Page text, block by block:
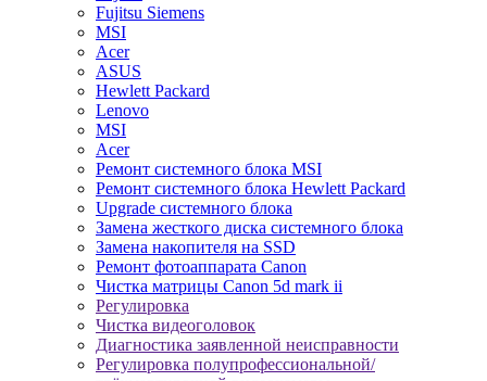
Fujitsu Siemens
MSI
Acer
ASUS
Hewlett Packard
Lenovo
MSI
Acer
Ремонт системного блока MSI
Ремонт системного блока Hewlett Packard
Upgrade системного блока
Замена жесткого диска системного блока
Замена накопителя на SSD
Ремонт фотоаппарата Canon
Чистка матрицы Canon 5d mark ii
Регулировка
Чистка видеоголовок
Диагностика заявленной неисправности
Регулировка полупрофессиональной/